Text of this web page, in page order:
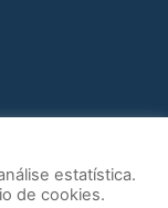
estatística.
de cookies.